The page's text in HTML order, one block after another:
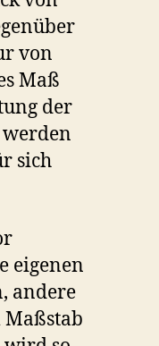
von
Maß
der
sich
eigenen
andere